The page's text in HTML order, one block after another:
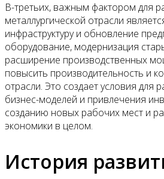
В-третьих, важным фактором для
металлургической отрасли
инфраструктуру и обновление
оборудование, модернизация
расширение производственных
повысить производительность и
отрасли. Это создает условия для
бизнес-моделей и привлечения
созданию новых рабочих мест и
экономики в целом.
История